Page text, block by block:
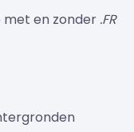
met en zonder .FR